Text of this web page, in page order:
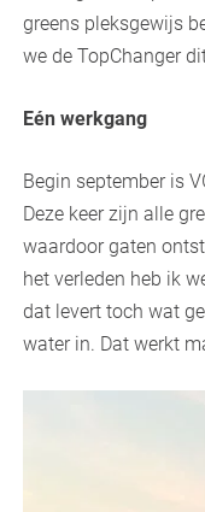
greens pleksgewijs
we de TopChanger
Eén werkgang
Begin september is
Deze keer zijn alle
waardoor gaten
het verleden heb ik
dat levert toch wat
water in. Dat werkt